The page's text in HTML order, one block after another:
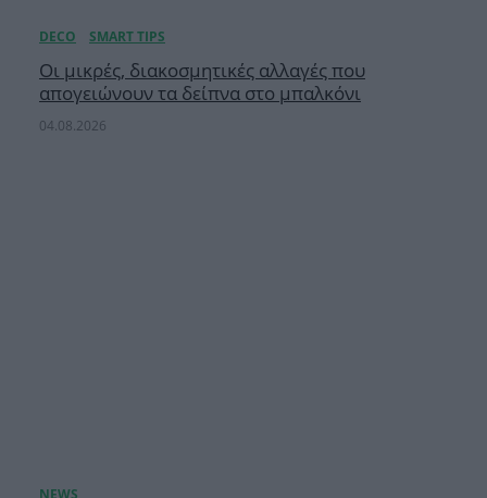
Οι μικρές, διακοσμητικές αλλαγές που
απογειώνουν τα δείπνα στο μπαλκόνι
04.08.2026